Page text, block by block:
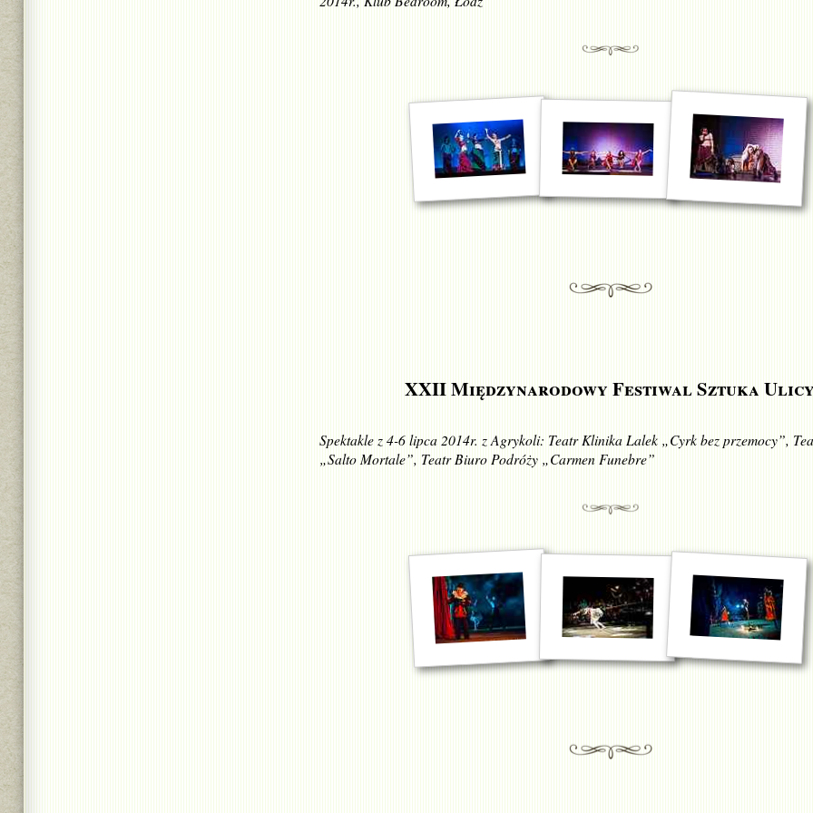
XXII Międzynarodowy Festiwal Sztuka
Spektakle z 4-6 lipca 2014r. z Agrykoli: Teatr Klinika Lalek „Cyrk bez przemocy”,
„Salto Mortale”, Teatr Biuro Podróży „Carmen Funebre”